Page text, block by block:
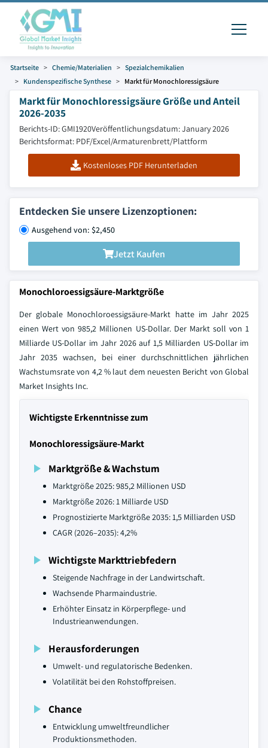
Startseite Chemie/Materialien
Spezialchemikalien
Kundenspezifische Synthese
Markt für Monochloressigsäure
Markt für Monochloressigsäure Größe und Anteil
2026-2035
Berichts-ID: GMI1920Veröffentlichungsdatum: January 2026
Berichtsformat: PDF/Excel/Armaturenbrett/Plattform
Kostenloses PDF Herunterladen
Entdecken Sie unsere Lizenzoptionen:
Ausgehend von: $2,450
Jetzt Kaufen
Monochloroessigsäure-Marktgröße
Der globale Monochloroessigsäure-Markt hatte im Jahr 2025
einen Wert von 985,2 Millionen US-Dollar. Der Markt soll von 1
Milliarde US-Dollar im Jahr 2026 auf 1,5 Milliarden US-Dollar im
Jahr 2035 wachsen, bei einer durchschnittlichen jährlichen
Wachstumsrate von 4,2 % laut dem neuesten Bericht von Global
Market Insights Inc.
Wichtigste Erkenntnisse zum
Monochloressigsäure-Markt
Marktgröße & Wachstum
Marktgröße 2025: 985,2 Millionen USD
Marktgröße 2026: 1 Milliarde USD
Prognostizierte Marktgröße 2035: 1,5 Milliarden USD
CAGR (2026–2035): 4,2%
Wichtigste Markttriebfedern
Steigende Nachfrage in der Landwirtschaft.
Wachsende Pharmaindustrie.
Erhöhter Einsatz in Körperpflege- und
Industrieanwendungen.
Herausforderungen
Umwelt- und regulatorische Bedenken.
Volatilität bei den Rohstoffpreisen.
Chance
Entwicklung umweltfreundlicher
Produktionsmethoden.